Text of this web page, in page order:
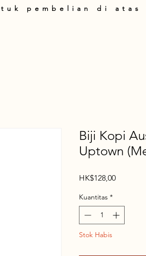
pembelian di atas
Biji Kopi
Uptown
HK$128,00Harga
Kuantitas *
Stok Habis